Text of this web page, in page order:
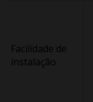
Facilidade de
instalação